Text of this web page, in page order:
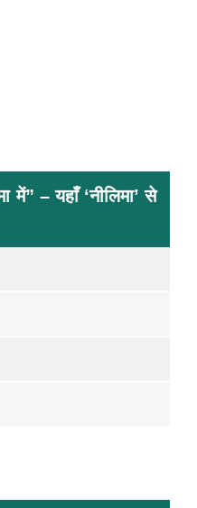
में” – यहाँ ‘नीलिमा’ से